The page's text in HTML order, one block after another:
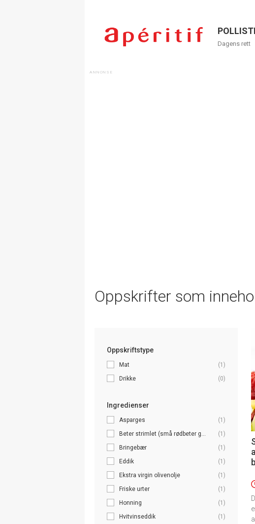
Menu
Dagens rett
Oppskrifter som
Oppskriftstype
Mat
(1)
Drikke
(0)
Ingredienser
Asparges
(1)
Beter strimlet (små rødbeter g...
(1)
Bringebær
(1)
Eddik
(1)
Ekstra virgin olivenolje
(1)
Friske urter
(1)
Honning
(1)
Hvitvinseddik
(1)